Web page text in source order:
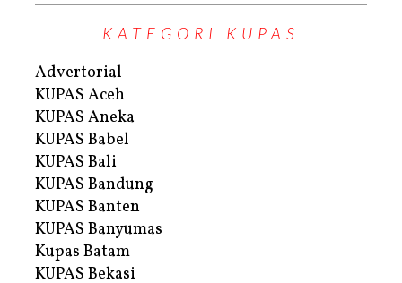
KATEGORI KUPAS
Advertorial
KUPAS Aceh
KUPAS Aneka
KUPAS Babel
KUPAS Bali
KUPAS Bandung
KUPAS Banten
KUPAS Banyumas
Kupas Batam
KUPAS Bekasi